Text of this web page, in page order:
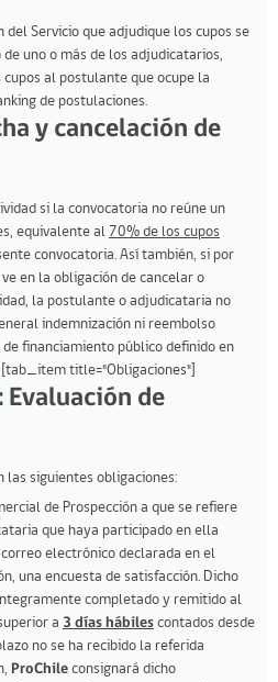
del Servicio que adjudique los cupos se
uno o más de los adjudicatarios,
al postulante que ocupe la
de postulaciones.
y cancelación de
si la convocatoria no reúne un
equivalente al 70% de los cupos
convocatoria. Así también, si por
ve en la obligación de cancelar o
la postulante o adjudicataria no
indemnización ni reembolso
financiamiento público definido en
title="Obligaciones"]
Evaluación de
las siguientes obligaciones:
de Prospección a que se refiere
que haya participado en ella
electrónico declarada en el
una encuesta de satisfacción. Dicho
completado y remitido al
a 3 días hábiles contados desde
no se ha recibido la referida
ProChile consignará dicho